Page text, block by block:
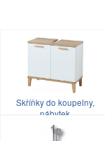
Skříňky do koupelny,
nábytek